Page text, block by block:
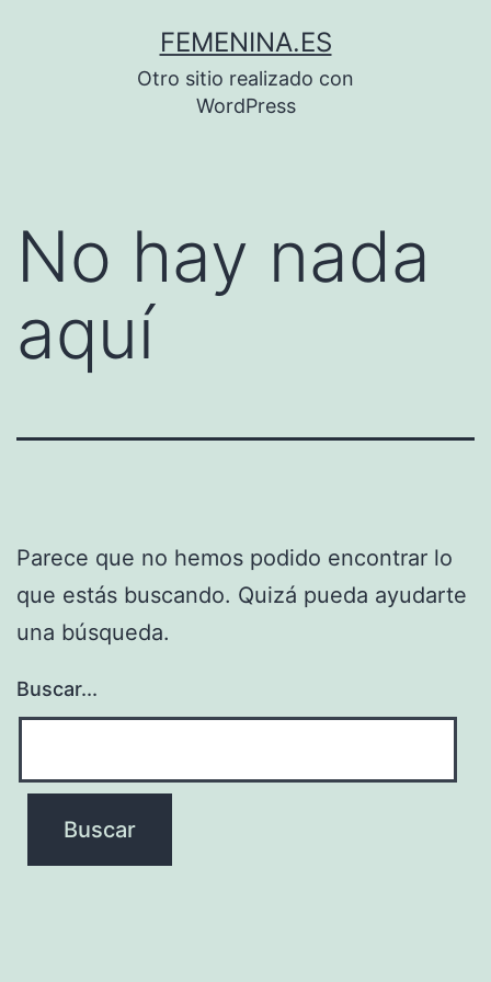
FEMENINA.ES
Otro sitio realizado con
WordPress
No hay nada
aquí
Parece que no hemos podido encontrar lo
que estás buscando. Quizá pueda ayudarte
una búsqueda.
Buscar...